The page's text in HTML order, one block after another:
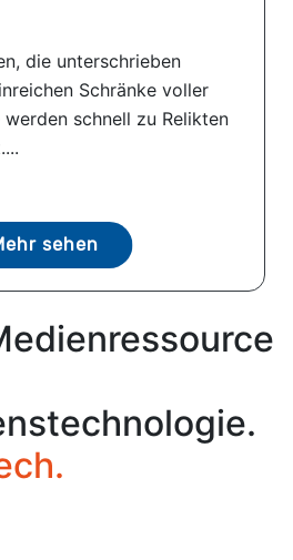
die unterschrieben
Schränke voller
schnell zu Relikten
sehen